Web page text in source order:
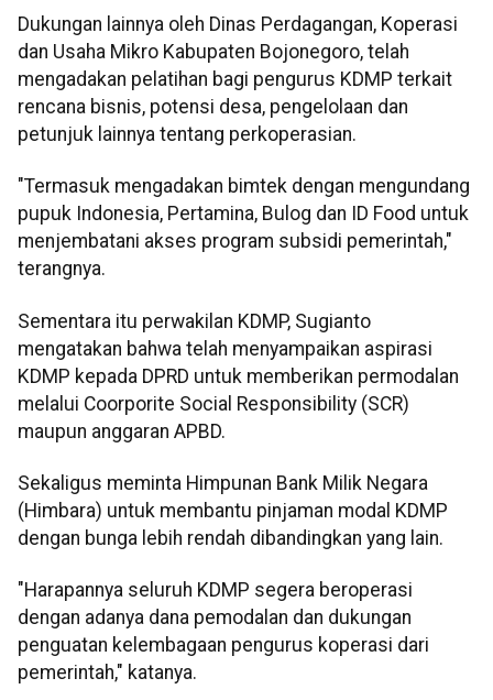
Dukungan lainnya oleh Dinas Perdagangan, Koperasi
dan Usaha Mikro Kabupaten Bojonegoro, telah
mengadakan pelatihan bagi pengurus KDMP terkait
rencana bisnis, potensi desa, pengelolaan dan
petunjuk lainnya tentang perkoperasian.
"Termasuk mengadakan bimtek dengan mengundang
pupuk Indonesia, Pertamina, Bulog dan ID Food untuk
menjembatani akses program subsidi pemerintah,"
terangnya.
Sementara itu perwakilan KDMP, Sugianto
mengatakan bahwa telah menyampaikan aspirasi
KDMP kepada DPRD untuk memberikan permodalan
melalui Coorporite Social Responsibility (SCR)
maupun anggaran APBD.
Sekaligus meminta Himpunan Bank Milik Negara
(Himbara) untuk membantu pinjaman modal KDMP
dengan bunga lebih rendah dibandingkan yang lain.
"Harapannya seluruh KDMP segera beroperasi
dengan adanya dana pemodalan dan dukungan
penguatan kelembagaan pengurus koperasi dari
pemerintah," katanya.